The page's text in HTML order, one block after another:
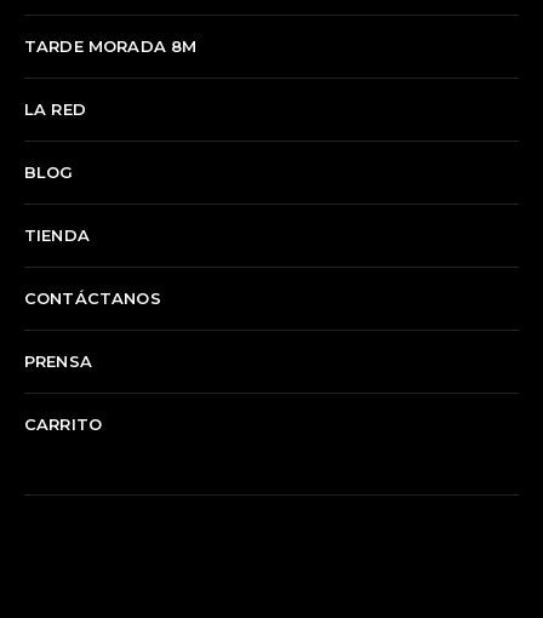
TARDE MORADA 8M
LA RED
BLOG
TIENDA
CONTÁCTANOS
PRENSA
CARRITO